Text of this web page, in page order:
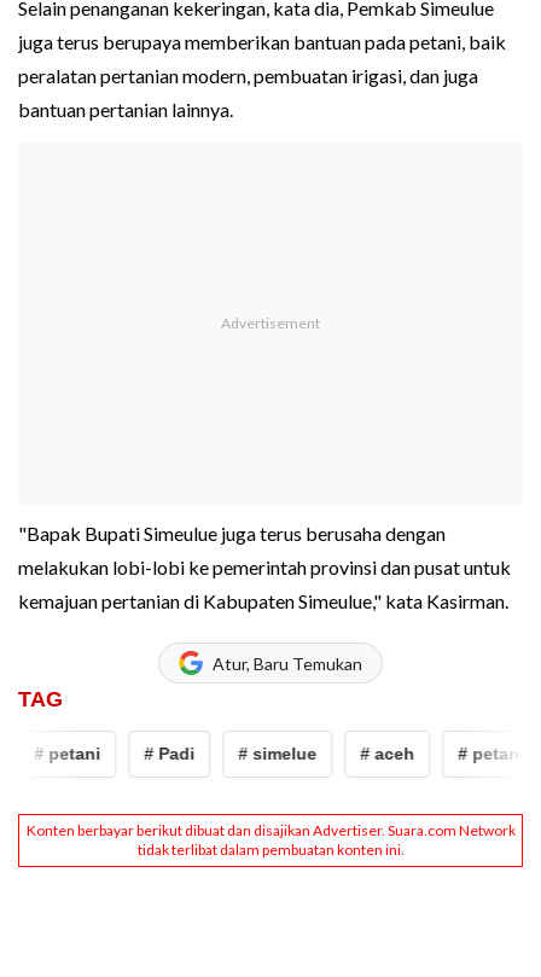
Selain penanganan kekeringan, kata dia, Pemkab Simeulue
juga terus berupaya memberikan bantuan pada petani, baik
peralatan pertanian modern, pembuatan irigasi, dan juga
bantuan pertanian lainnya.
"Bapak Bupati Simeulue juga terus berusaha dengan
melakukan lobi-lobi ke pemerintah provinsi dan pusat untuk
kemajuan pertanian di Kabupaten Simeulue," kata Kasirman.
Atur, Baru Temukan
TAG
# petani # Padi # simelue # aceh # petani